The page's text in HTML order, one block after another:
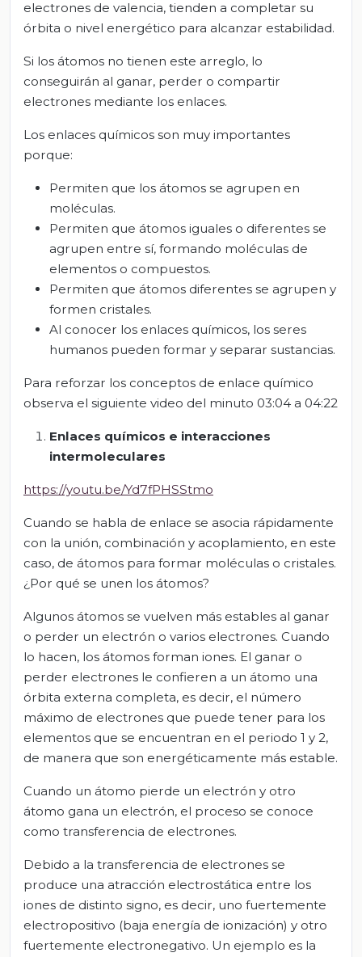
electrones de valencia, tienden a completar su
órbita o nivel energético para alcanzar estabilidad.
Si los átomos no tienen este arreglo, lo
conseguirán al ganar, perder o compartir
electrones mediante los enlaces.
Los enlaces químicos son muy importantes
porque:
Permiten que los átomos se agrupen en
moléculas.
Permiten que átomos iguales o diferentes se
agrupen entre sí, formando moléculas de
elementos o compuestos.
Permiten que átomos diferentes se agrupen y
formen cristales.
Al conocer los enlaces químicos, los seres
humanos pueden formar y separar sustancias.
Para reforzar los conceptos de enlace químico
observa el siguiente video del minuto 03:04 a 04:22
Enlaces químicos e interacciones
intermoleculares
https://youtu.be/Yd7fPHSStmo
Cuando se habla de enlace se asocia rápidamente
con la unión, combinación y acoplamiento, en este
caso, de átomos para formar moléculas o cristales.
¿Por qué se unen los átomos?
Algunos átomos se vuelven más estables al ganar
o perder un electrón o varios electrones. Cuando
lo hacen, los átomos forman iones. El ganar o
perder electrones le confieren a un átomo una
órbita externa completa, es decir, el número
máximo de electrones que puede tener para los
elementos que se encuentran en el periodo 1 y 2,
de manera que son energéticamente más estable.
Cuando un átomo pierde un electrón y otro
átomo gana un electrón, el proceso se conoce
como transferencia de electrones.
Debido a la transferencia de electrones se
produce una atracción electrostática entre los
iones de distinto signo, es decir, uno fuertemente
electropositivo (baja energía de ionización) y otro
fuertemente electronegativo. Un ejemplo es la